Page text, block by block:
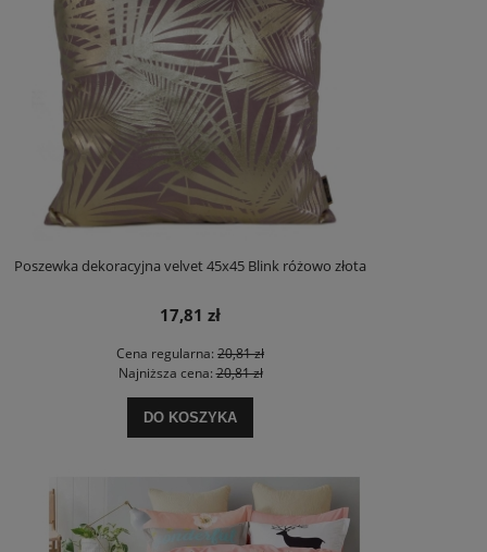
Poszewka dekoracyjna velvet 45x45 Blink różowo złota
17,81 zł
Cena regularna: 20,81 zł
Najniższa cena:20,81 zł
DO KOSZYKA